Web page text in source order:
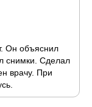
Он объяснил
снимки. Сделал
врачу. При